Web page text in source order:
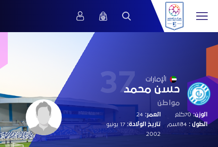
37 الإمارات
حسن محمد
مواطن
الوزن:70كلغ
الطول :
العمر:
تاريخ الولادة:
17 يونيو
2002